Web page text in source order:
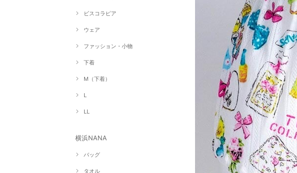
ビスコラピア
ウェア
ファッション・小物
下着
M（下着）
L
LL
横浜NANA
バッグ
タオル